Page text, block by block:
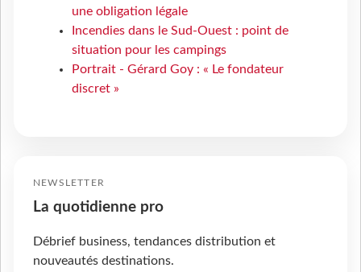
une obligation légale
Incendies dans le Sud-Ouest : point de
situation pour les campings
Portrait - Gérard Goy : « Le fondateur
discret »
NEWSLETTER
La quotidienne pro
Débrief business, tendances distribution et
nouveautés destinations.